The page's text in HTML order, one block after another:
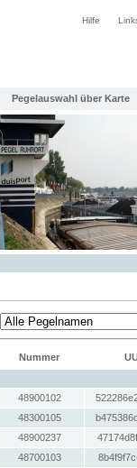
Hilfe
Pegelauswahl über Karte
Nummer
48900102
48300105
48900237
48700103